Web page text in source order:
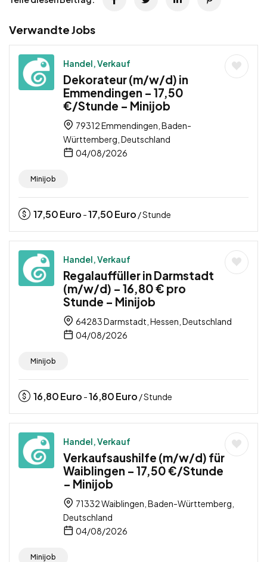
Verwandte Jobs
Handel, Verkauf
Dekorateur (m/w/d) in
Emmendingen – 17,50
€/Stunde – Minijob
79312 Emmendingen, Baden-
Württemberg, Deutschland
04/08/2026
Minijob
17,50Euro -17,50Euro / Stunde
Handel, Verkauf
Regalauffüller in Darmstadt
(m/w/d) – 16,80 € pro
Stunde – Minijob
64283 Darmstadt, Hessen, Deutschland
04/08/2026
Minijob
16,80Euro -16,80Euro / Stunde
Handel, Verkauf
Verkaufsaushilfe (m/w/d) für
Waiblingen – 17,50 €/Stunde
– Minijob
71332 Waiblingen, Baden-Württemberg,
Deutschland
04/08/2026
Minijob